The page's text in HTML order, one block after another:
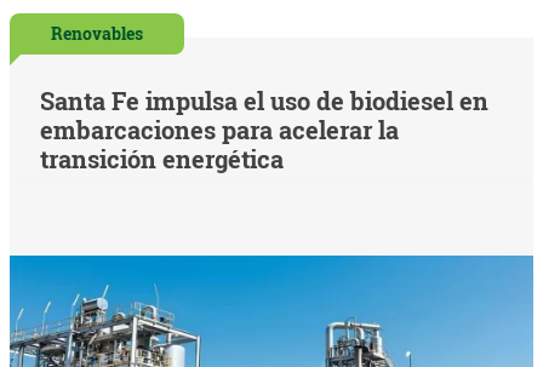
Renovables
Santa Fe impulsa el uso de biodiesel en
embarcaciones para acelerar la
transición energética